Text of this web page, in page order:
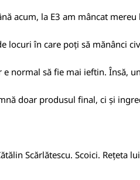
acum, la E3 am mâncat
locuri în care poți să mănânci
e normal să fie mai ieftin. Însă,
doar produsul final, ci și
Scărlătescu. Scoici. Rețeta